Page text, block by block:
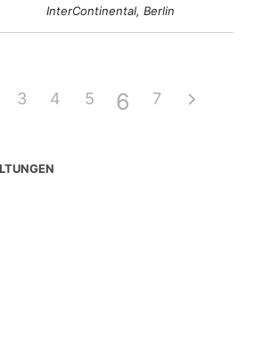
InterContinental, Berlin
3 4 5 6 7